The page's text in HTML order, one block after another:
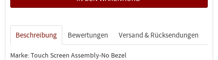
Beschreibung Bewertungen Versand & Rücksendungen
Marke: Touch Screen Assembly-No Bezel